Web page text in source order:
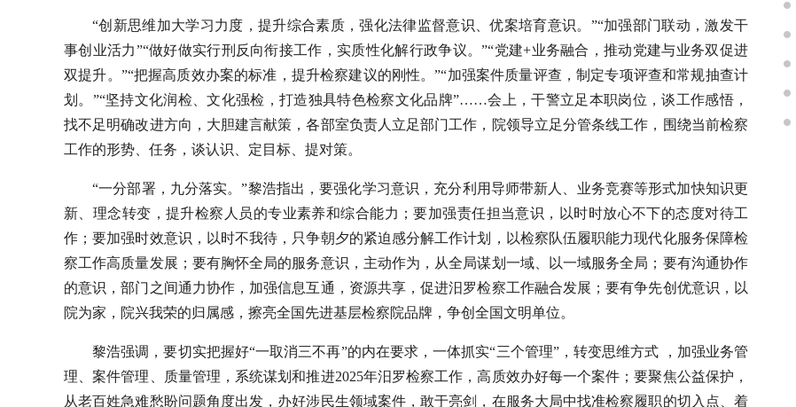
“创新思维加大学习力度，提升综合素质，强化法律监督意识、优案培育意识。”“加强部门联动，激发干
事创业活力”“做好做实行刑反向衔接工作，实质性化解行政争议。”“党建+业务融合，推动党建与业务双促进
双提升。”“把握高质效办案的标准，提升检察建议的刚性。”“加强案件质量评查，制定专项评查和常规抽查计
划。”“坚持文化润检、文化强检，打造独具特色检察文化品牌”……会上，干警立足本职岗位，谈工作感悟，
找不足明确改进方向，大胆建言献策，各部室负责人立足部门工作，院领导立足分管条线工作，围绕当前检察
工作的形势、任务，谈认识、定目标、提对策。
“一分部署，九分落实。”黎浩指出，要强化学习意识，充分利用导师带新人、业务竞赛等形式加快知识更
新、理念转变，提升检察人员的专业素养和综合能力；要加强责任担当意识，以时时放心不下的态度对待工
作；要加强时效意识，以时不我待，只争朝夕的紧迫感分解工作计划，以检察队伍履职能力现代化服务保障检
察工作高质量发展；要有胸怀全局的服务意识，主动作为，从全局谋划一域、以一域服务全局；要有沟通协作
的意识，部门之间通力协作，加强信息互通，资源共享，促进汨罗检察工作融合发展；要有争先创优意识，以
院为家，院兴我荣的归属感，擦亮全国先进基层检察院品牌，争创全国文明单位。
黎浩强调，要切实把握好“一取消三不再”的内在要求，一体抓实“三个管理”，转变思维方式 ，加强业务管
理、案件管理、质量管理，系统谋划和推进2025年汨罗检察工作，高质效办好每一个案件；要聚焦公益保护，
从老百姓急难愁盼问题角度出发，办好涉民生领域案件，敢于亮剑，在服务大局中找准检察履职的切入点、着